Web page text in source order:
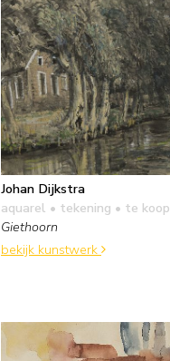
Johan Dijkstra
aquarel • tekening • te koop
Giethoorn
bekijk kunstwerk